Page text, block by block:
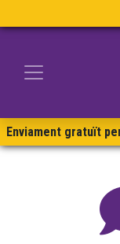
Enviament gratuït